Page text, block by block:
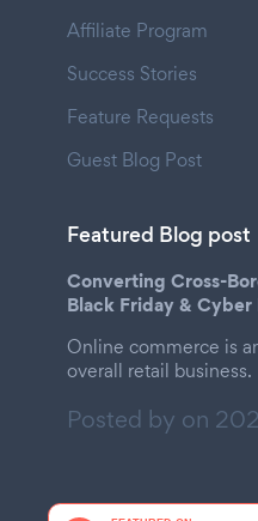
Affiliate Program
Success Stories
Feature Requests
Guest Blog Post
Featured Blog post
Converting Cross-
Black Friday &
Online commerce is
overall retail business.
Posted by on